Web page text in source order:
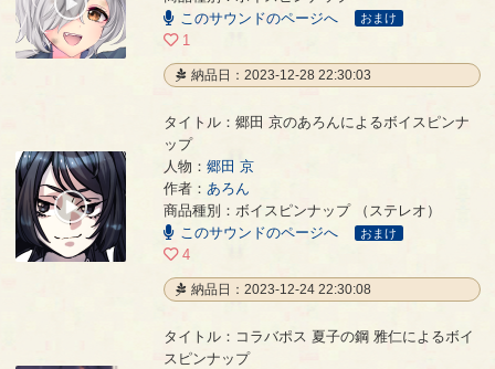
このサウンドのページへ
おまけ
1
納品日：2023-12-28 22:30:03
郷田 京のあろんによるボイスピンナップ
00:00
00:05
タイトル：郷田 京のあろんによるボイスピンナ
ップ
人物： 郷田 京
作者： あろん
商品種別：ボイスピンナップ （ステレオ）
このサウンドのページへ
おまけ
4
納品日：2023-12-24 22:30:08
タイトル：コラバポス 夏子の鋼 雅仁によるボイ
スピンナップ